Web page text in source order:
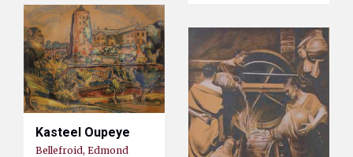
Kasteel Oupeye
Bellefroid, Edmond